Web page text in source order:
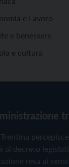
e Lavoro
e benessere
e cultura
al decreto
resa ai